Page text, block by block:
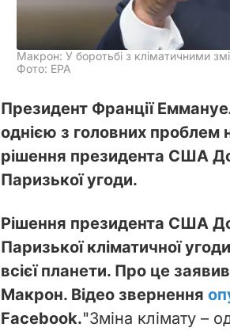
Макрон: У боротьбі з кліматичними
Фото: EPA
Президент Франції
однією з головних проблем
рішення президента США
Паризької угоди.
Рішення президента США
Паризької кліматичної
всієї планети. Про це
Макрон. Відео звернення
Facebook."Зміна клімату –